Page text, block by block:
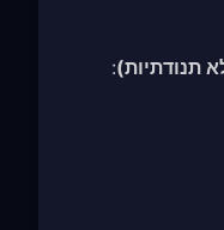
תנודתיות):